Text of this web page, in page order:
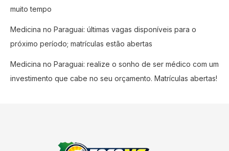
muito tempo
Medicina no Paraguai: últimas vagas disponíveis para o
próximo período; matrículas estão abertas
Medicina no Paraguai: realize o sonho de ser médico com um
investimento que cabe no seu orçamento. Matrículas abertas!